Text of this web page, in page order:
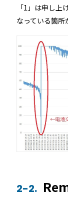
「1」は申し
なっている箇所
2-2.
TOBIRA
パートナ
SADIOT
製品の比較
オフィス
公共施設
その他の
事例イン
宿泊施設
全ての
北海道
東北
中部
カ
お知らせ セミ
プライバシーポ
RemoteLOCK